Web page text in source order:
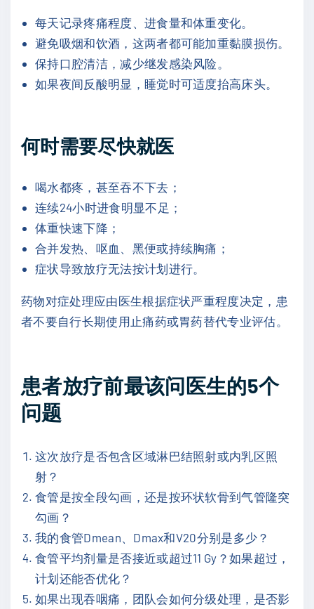
每天记录疼痛程度、进食量和体重变化。
避免吸烟和饮酒，这两者都可能加重黏膜损伤。
保持口腔清洁，减少继发感染风险。
如果夜间反酸明显，睡觉时可适度抬高床头。
何时需要尽快就医
喝水都疼，甚至吞不下去；
连续24小时进食明显不足；
体重快速下降；
合并发热、呕血、黑便或持续胸痛；
症状导致放疗无法按计划进行。
药物对症处理应由医生根据症状严重程度决定，患
者不要自行长期使用止痛药或胃药替代专业评估。
患者放疗前最该问医生的5个
问题
这次放疗是否包含区域淋巴结照射或内乳区照
射？
食管是按全段勾画，还是按环状软骨到气管隆突
勾画？
我的食管Dmean、Dmax和V20分别是多少？
食管平均剂量是否接近或超过11 Gy？如果超过，
计划还能否优化？
如果出现吞咽痛，团队会如何分级处理，是否影